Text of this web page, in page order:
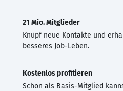
21 Mio. Mitglieder
Knüpf neue Kontakte und
besseres Job-Leben.
Kostenlos profitieren
Schon als Basis-Mitglied